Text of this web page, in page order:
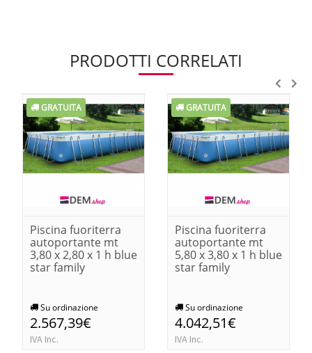
PRODOTTI CORRELATI
GRATUITA
Piscina fuoriterra
autoportante mt
3,80 x 2,80 x 1 h blue
star family
Su ordinazione
2.567,39€
IVA Inc.
GRATUITA
Piscina fuoriterra
autoportante mt
5,80 x 3,80 x 1 h blue
star family
Su ordinazione
4.042,51€
IVA Inc.